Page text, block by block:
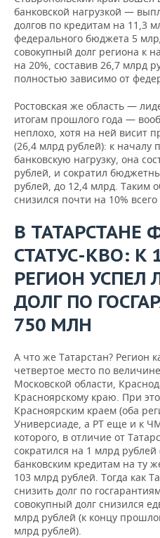
банковской нагрузкой —
долгов по кредитам на 11,3
федерального бюджета 5
совокупный долг региона к
на 20%, составив 26,7 млрд
полностью зависимо от
Ростовская же область —
итогам прошлого года —
неплохо, хотя на ней висит
(26,4 млрд рублей): к началу
банковскую нагрузку, она
рублей, и сократил
рублей, до 12,4 млрд. Таким
снизился почти на 10%
В ТАТАРСТАНЕ
СТАТУС-КВО: К
РЕГИОН УСПЕЛ
ДОЛГ ПО
750 МЛН
А что же Татарстан? Регион
четвертое место по
Московской области,
Красноярскому краю. При
Красноярским краем (оба
Универсиаде, а РТ еще и к
которого, в отличие от
сократился на 1 млрд
банковским кредитам на ту
103 млрд рублей. Тогда как
снизить долг по
совокупный долг снизился
млрд рублей (к концу
млрд рублей).